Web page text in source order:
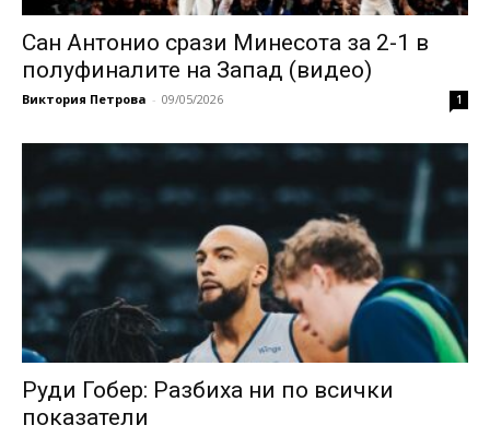
Сан Антонио срази Минесота за 2-1 в
полуфиналите на Запад (видео)
Виктория Петрова - 09/05/2026 1
Руди Гобер: Разбиха ни по всички
показатели